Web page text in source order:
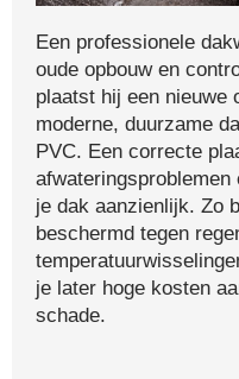
Een professionele
oude opbouw en
plaatst hij een nieuwe
moderne, duurzame
PVC. Een correcte
je dak aanzienlijk. Zo
beschermd tegen
je later hoge kosten
schade.